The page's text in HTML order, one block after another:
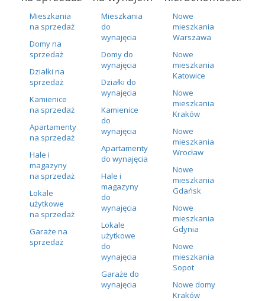
Mieszkania
na sprzedaż
Domy na
sprzedaż
Działki na
sprzedaż
Kamienice
na sprzedaż
Apartamenty
na sprzedaż
Hale i
magazyny
na sprzedaż
Lokale
użytkowe
na sprzedaż
Garaże na
sprzedaż
Mieszkania
do
wynajęcia
Domy do
wynajęcia
Działki do
wynajęcia
Kamienice
do
wynajęcia
Apartamenty
do wynajęcia
Hale i
magazyny
do
wynajęcia
Lokale
użytkowe
do
wynajęcia
Garaże do
wynajęcia
Nowe
mieszkania
Warszawa
Nowe
mieszkania
Katowice
Nowe
mieszkania
Kraków
Nowe
mieszkania
Wrocław
Nowe
mieszkania
Gdańsk
Nowe
mieszkania
Gdynia
Nowe
mieszkania
Sopot
Nowe domy
Kraków